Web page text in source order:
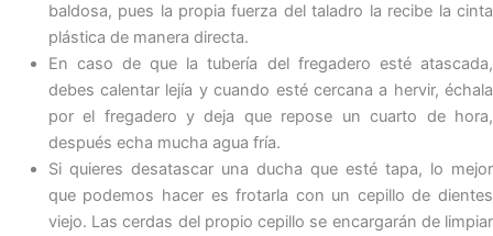
baldosa, pues la propia fuerza del taladro la recibe la cinta
plástica de manera directa.
En caso de que la tubería del fregadero esté atascada,
debes calentar lejía y cuando esté cercana a hervir, échala
por el fregadero y deja que repose un cuarto de hora,
después echa mucha agua fría.
Si quieres desatascar una ducha que esté tapa, lo mejor
que podemos hacer es frotarla con un cepillo de dientes
viejo. Las cerdas del propio cepillo se encargarán de limpiar